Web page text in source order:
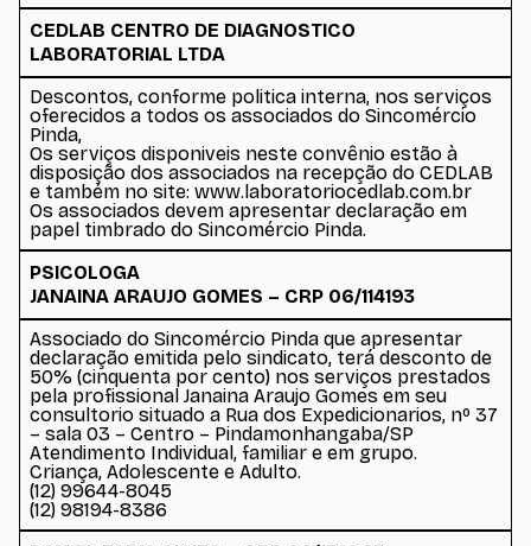
CEDLAB CENTRO DE DIAGNOSTICO
LABORATORIAL LTDA
Descontos, conforme politica interna, nos serviços
oferecidos a todos os associados do Sincomércio
Pinda,
Os serviços disponiveis neste convênio estão à
disposição dos associados na recepção do CEDLAB
e também no site: www.laboratoriocedlab.com.br
Os associados devem apresentar declaração em
papel timbrado do Sincomércio Pinda.
PSICOLOGA
JANAINA ARAUJO GOMES – CRP 06/114193
Associado do Sincomércio Pinda que apresentar
declaração emitida pelo sindicato, terá desconto de
50% (cinquenta por cento) nos serviços prestados
pela profissional Janaina Araujo Gomes em seu
consultorio situado a Rua dos Expedicionarios, nº 37
– sala 03 – Centro – Pindamonhangaba/SP
Atendimento Individual, familiar e em grupo.
Criança, Adolescente e Adulto.
(12) 99644-8045
(12) 98194-8386